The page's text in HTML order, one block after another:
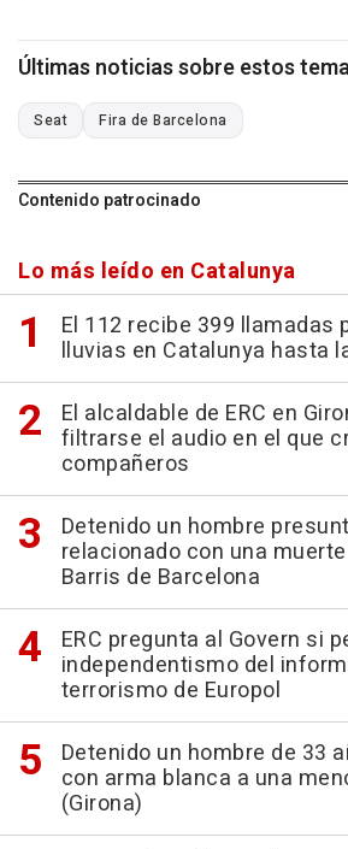
Últimas noticias sobre estos
Seat Fira de Barcelona
Contenido patrocinado
Lo más leído en Catalunya
El 112 recibe 399 llamadas
lluvias en Catalunya hasta
El alcaldable de ERC en
filtrarse el audio en el que
compañeros
Detenido un hombre
relacionado con una
Barris de Barcelona
ERC pregunta al Govern si
independentismo del
terrorismo de Europol
Detenido un hombre de 33
con arma blanca a una
(Girona)